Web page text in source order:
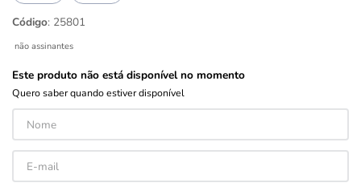
Código: 25801
não assinantes
Este produto não está disponível no momento
Quero saber quando estiver disponível